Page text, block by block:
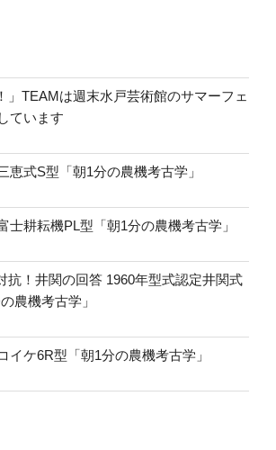
」TEAMは週末水戸芸術館のサマーフェ
ています
恵式S型「朝1分の農機考古学」
士耕耘機PL型「朝1分の農機考古学」
抗！井関の回答 1960年型式認定井関式
農機考古学」
イケ6R型「朝1分の農機考古学」